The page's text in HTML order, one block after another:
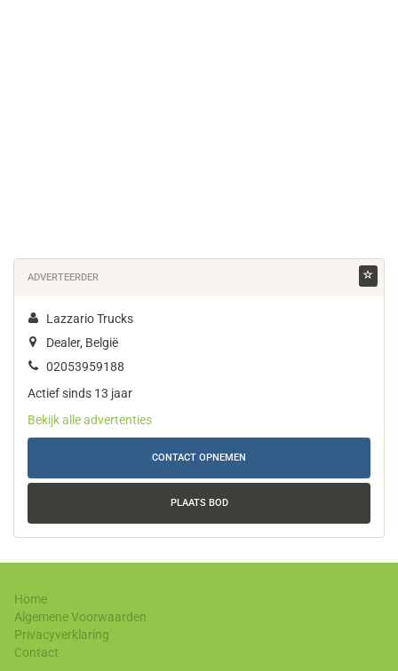
ADVERTEERDER
Lazzario Trucks
Dealer, België
02053959188
Actief sinds 13 jaar
Bekijk alle advertenties
CONTACT OPNEMEN
PLAATS BOD
Home
Algemene Voorwaarden
Privacyverklaring
Contact